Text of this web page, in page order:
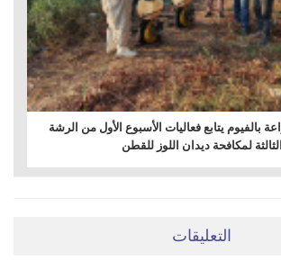
بالفيوم يتابع فعاليات الأسبوع الأول من الرشة
الثالثة لمكافحة ديدان اللوز للقطن
التعليقات